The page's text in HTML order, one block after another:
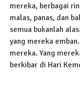
mereka, berbagai
malas, panas, dan
semua bukanlah
yang mereka
mereka. Yang
berkibar di Hari